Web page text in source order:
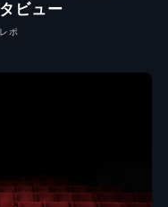
ビュー
ポ